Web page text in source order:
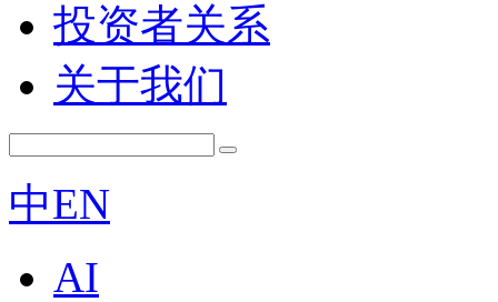
投资者关系
关于我们
中EN
AI